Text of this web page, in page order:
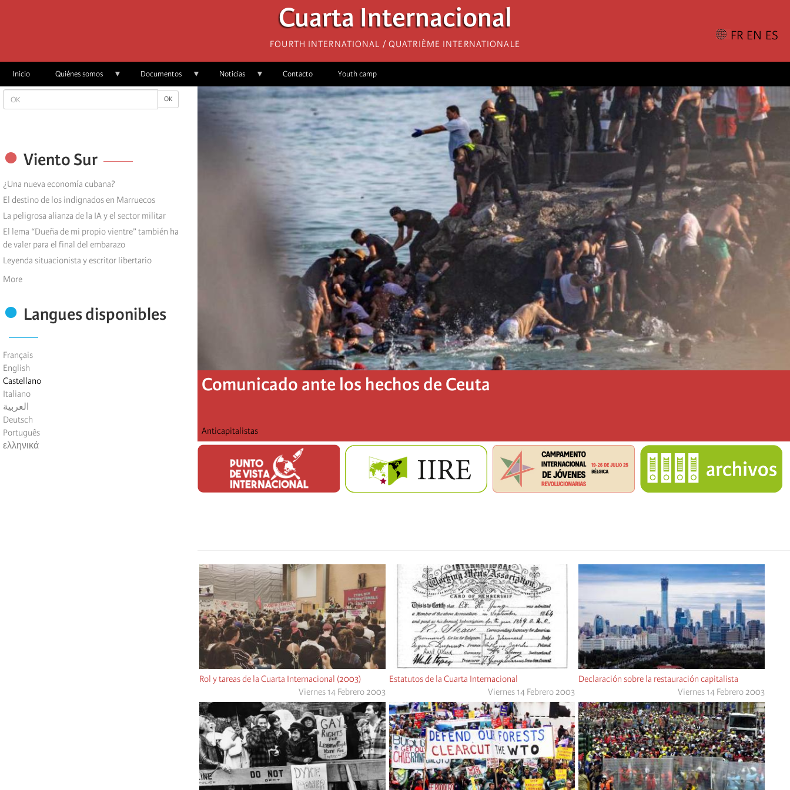
Cuarta Internacional
Fourth International / Quatrième internationale
Inicio Quiénes somos Documentos Noticias Contacto Youth camp
OK OK
Viento Sur
¿Una nueva economía cubana?
El destino de los indignados en Marruecos
La peligrosa alianza de la IA y el sector militar
El lema “Dueña de mi propio vientre” también ha
de valer para el final del embarazo
Leyenda situacionista y escritor libertario
More
Langues disponibles
Français
English
Castellano
Italiano
العربية
Deutsch
Português
ελληνικά
Comunicado ante los hechos de Ceuta
Anticapitalistas
Rol y tareas de la Cuarta Internacional (2003)
Viernes 14 Febrero 2003
Estatutos de la Cuarta Internacional
Viernes 14 Febrero 2003
Declaración sobre la restauración capitalista
Viernes 14 Febrero 2003